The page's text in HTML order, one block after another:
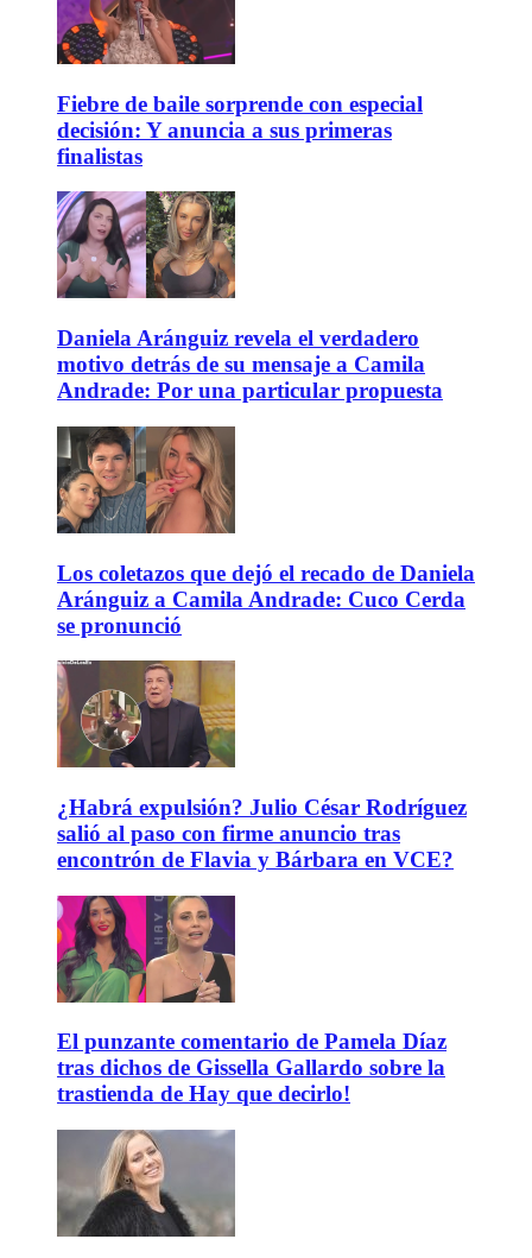
Fiebre de baile sorprende con especial
decisión: Y anuncia a sus primeras
finalistas
Daniela Aránguiz revela el verdadero
motivo detrás de su mensaje a Camila
Andrade: Por una particular propuesta
Los coletazos que dejó el recado de Daniela
Aránguiz a Camila Andrade: Cuco Cerda
se pronunció
¿Habrá expulsión? Julio César Rodríguez
salió al paso con firme anuncio tras
encontrón de Flavia y Bárbara en VCE?
El punzante comentario de Pamela Díaz
tras dichos de Gissella Gallardo sobre la
trastienda de Hay que decirlo!